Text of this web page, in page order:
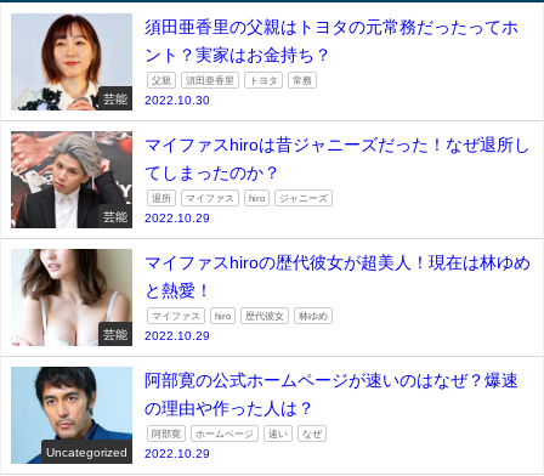
芸能
須田亜香里の父親はトヨタの元常務だったってホ
ント？実家はお金持ち？
父親 須田亜香里 トヨタ 常務
2022.10.30
芸能
マイファスhiroは昔ジャニーズだった！なぜ退所し
てしまったのか？
退所 マイファス hiro ジャニーズ
2022.10.29
芸能
マイファスhiroの歴代彼女が超美人！現在は林ゆめ
と熱愛！
マイファス hiro 歴代彼女 林ゆめ
2022.10.29
Uncategorized
阿部寛の公式ホームページが速いのはなぜ？爆速
の理由や作った人は？
阿部寛 ホームページ 速い なぜ
2022.10.29